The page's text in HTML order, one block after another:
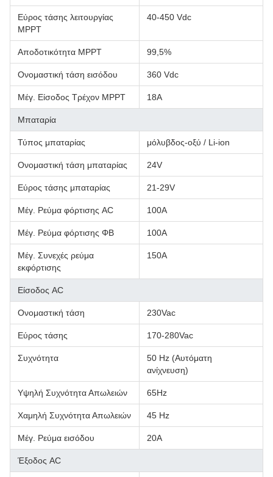
Εύρος τάσης λειτουργίας
MPPT
40-450 Vdc
Αποδοτικότητα MPPT 99,5%
Ονομαστική τάση εισόδου 360 Vdc
Μέγ. Είσοδος Τρέχον MPPT 18Α
Μπαταρία
Τύπος μπαταρίας μόλυβδος-οξύ / Li-ion
Ονομαστική τάση μπαταρίας 24V
Εύρος τάσης μπαταρίας 21-29V
Μέγ. Ρεύμα φόρτισης AC 100Α
Μέγ. Ρεύμα φόρτισης ΦΒ 100Α
Μέγ. Συνεχές ρεύμα
εκφόρτισης
150Α
Είσοδος AC
Ονομαστική τάση 230Vac
Εύρος τάσης 170-280Vac
Συχνότητα
50 Hz (Αυτόματη
ανίχνευση)
Υψηλή Συχνότητα Απωλειών 65Hz
Χαμηλή Συχνότητα Απωλειών 45 Hz
Μέγ. Ρεύμα εισόδου 20Α
Έξοδος AC